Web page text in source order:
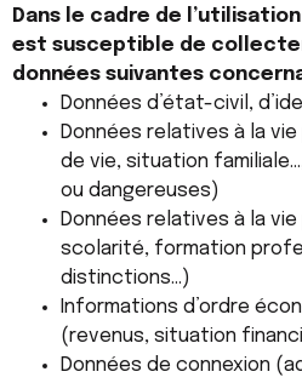
Dans le cadre de
est susceptible de
données suivantes
Données d’état-civil,
Données relatives à la
de vie, situation
ou dangereuses)
Données relatives à la
scolarité, formation
distinctions…)
Informations d’ordre
(revenus, situation
Données de connexion